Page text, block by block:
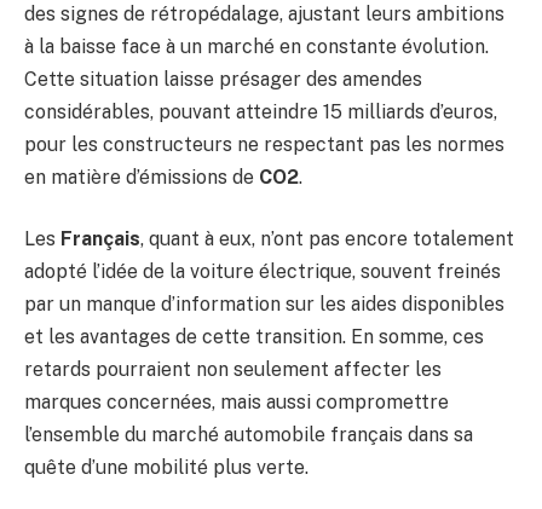
des signes de rétropédalage, ajustant leurs ambitions
à la baisse face à un marché en constante évolution.
Cette situation laisse présager des amendes
considérables, pouvant atteindre 15 milliards d’euros,
pour les constructeurs ne respectant pas les normes
en matière d’émissions de CO2.
Les Français, quant à eux, n’ont pas encore totalement
adopté l’idée de la voiture électrique, souvent freinés
par un manque d’information sur les aides disponibles
et les avantages de cette transition. En somme, ces
retards pourraient non seulement affecter les
marques concernées, mais aussi compromettre
l’ensemble du marché automobile français dans sa
quête d’une mobilité plus verte.